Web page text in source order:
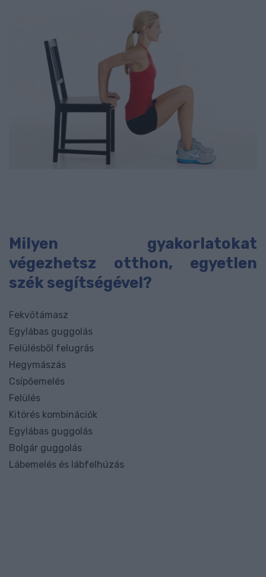
Milyen gyakorlatokat
végezhetsz otthon, egyetlen
szék segítségével?
Fekvőtámasz
Egylábas guggolás
Felülésből felugrás
Hegymászás
Csípőemelés
Felülés
Kitörés kombinációk
Egylábas guggolás
Bolgár guggolás
Lábemelés és lábfelhúzás